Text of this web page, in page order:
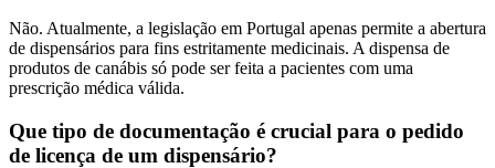
Não. Atualmente, a legislação em Portugal apenas permite a abertura
de dispensários para fins estritamente medicinais. A dispensa de
produtos de canábis só pode ser feita a pacientes com uma
prescrição médica válida.
Que tipo de documentação é crucial para o pedido
de licença de um dispensário?